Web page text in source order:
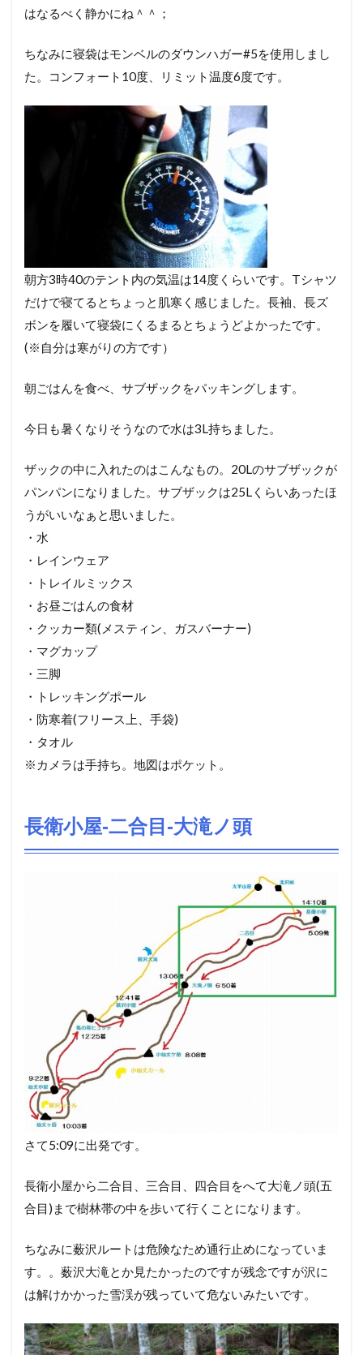
はなるべく静かにね＾＾；
ちなみに寝袋はモンベルのダウンハガー#5を使用しまし
た。コンフォート10度、リミット温度6度です。
朝方3時40のテント内の気温は14度くらいです。Tシャツ
だけで寝てるとちょっと肌寒く感じました。長袖、長ズ
ボンを履いて寝袋にくるまるとちょうどよかったです。
(※自分は寒がりの方です）
朝ごはんを食べ、サブザックをパッキングします。
今日も暑くなりそうなので水は3L持ちました。
ザックの中に入れたのはこんなもの。20Lのサブザックが
パンパンになりました。サブザックは25Lくらいあったほ
うがいいなぁと思いました。
・水
・レインウェア
・トレイルミックス
・お昼ごはんの食材
・クッカー類(メスティン、ガスバーナー)
・マグカップ
・三脚
・トレッキングポール
・防寒着(フリース上、手袋)
・タオル
※カメラは手持ち。地図はポケット。
長衛小屋‐二合目‐大滝ノ頭
さて5:09に出発です。
長衛小屋から二合目、三合目、四合目をへて大滝ノ頭(五
合目)まで樹林帯の中を歩いて行くことになります。
ちなみに薮沢ルートは危険なため通行止めになっていま
す。。薮沢大滝とか見たかったのですが残念ですが沢に
は解けかかった雪渓が残っていて危ないみたいです。